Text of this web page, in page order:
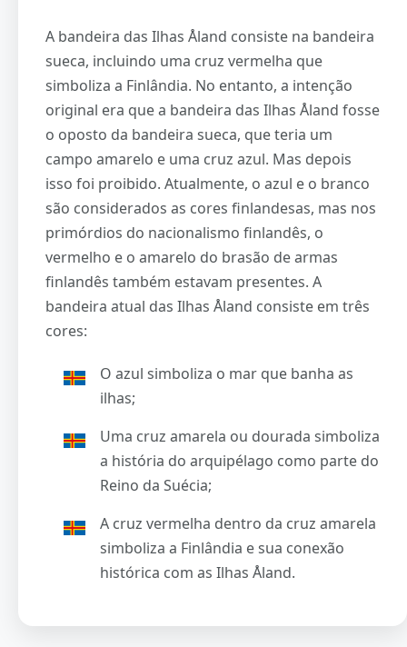
A bandeira das Ilhas Åland consiste na bandeira
sueca, incluindo uma cruz vermelha que
simboliza a Finlândia. No entanto, a intenção
original era que a bandeira das Ilhas Åland fosse
o oposto da bandeira sueca, que teria um
campo amarelo e uma cruz azul. Mas depois
isso foi proibido. Atualmente, o azul e o branco
são considerados as cores finlandesas, mas nos
primórdios do nacionalismo finlandês, o
vermelho e o amarelo do brasão de armas
finlandês também estavam presentes. A
bandeira atual das Ilhas Åland consiste em três
cores:
O azul simboliza o mar que banha as
ilhas;
Uma cruz amarela ou dourada simboliza
a história do arquipélago como parte do
Reino da Suécia;
A cruz vermelha dentro da cruz amarela
simboliza a Finlândia e sua conexão
histórica com as Ilhas Åland.